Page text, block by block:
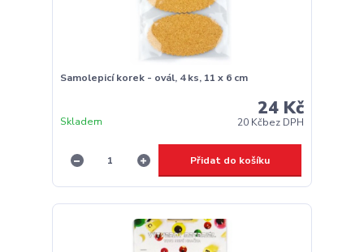
Samolepicí korek - ovál, 4 ks, 11 x 6 cm
24 Kč
20 Kčbez DPH
Skladem
Přidat do košíku